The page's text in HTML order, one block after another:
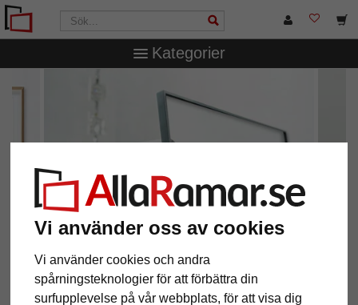
Vi använder oss av cookies
Vi använder cookies och andra
spårningsteknologier för att förbättra din
surfupplevelse på vår webbplats, för att visa dig
Kategorier
Design och kvalitet